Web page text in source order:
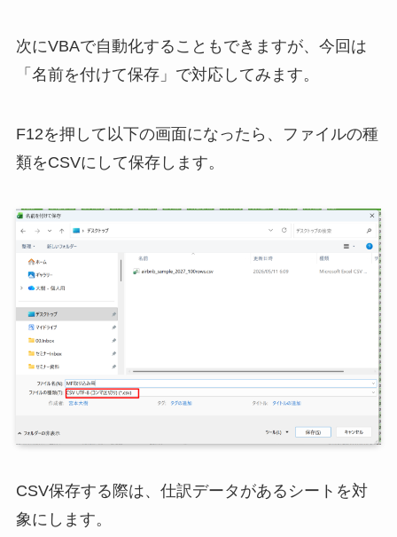
次にVBAで自動化することもできますが、今回は
「名前を付けて保存」で対応してみます。
F12を押して以下の画面になったら、ファイルの種
類をCSVにして保存します。
CSV保存する際は、仕訳データがあるシートを対
象にします。